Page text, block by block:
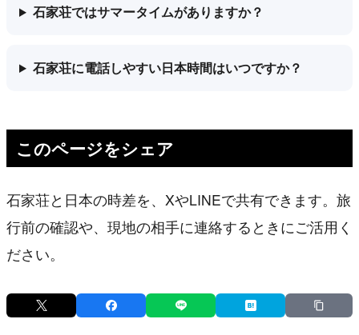
石家荘ではサマータイムがありますか？
石家荘に電話しやすい日本時間はいつですか？
このページをシェア
石家荘と日本の時差を、XやLINEで共有できます。旅
行前の確認や、現地の相手に連絡するときにご活用く
ださい。